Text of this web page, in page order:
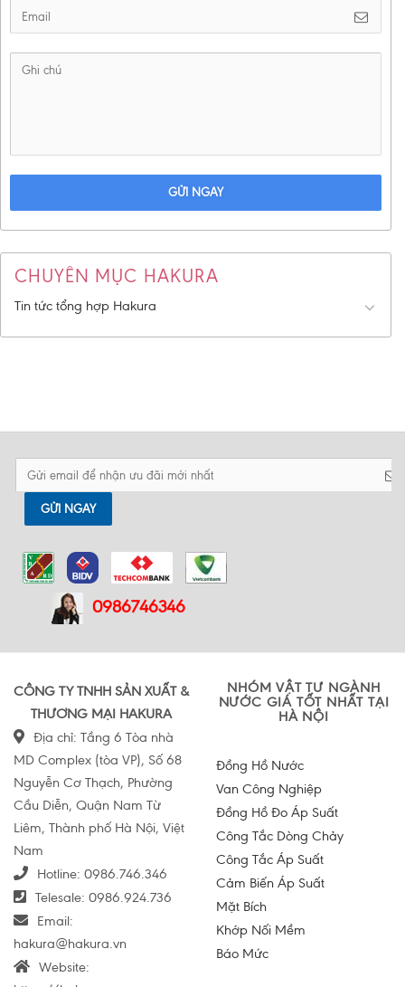
GỬI NGAY
CHUYÊN MỤC HAKURA
Tin tức tổng hợp Hakura
GỬI NGAY
0986746346
CÔNG TY TNHH SẢN XUẤT &
THƯƠNG MẠI HAKURA
Địa chỉ: Tầng 6 Tòa nhà
MD Complex (tòa VP), Số 68
Nguyễn Cơ Thạch, Phường
Cầu Diễn, Quận Nam Từ
Liêm, Thành phố Hà Nội, Việt
Nam
Hotline: 0986.746.346
Telesale: 0986.924.736
Email:
hakura@hakura.vn
Website:
NHÓM VẬT TƯ NGÀNH
NƯỚC GIÁ TỐT NHẤT TẠI
HÀ NỘI
Đồng Hồ Nước
Van Công Nghiệp
Đồng Hồ Đo Áp Suất
Công Tắc Dòng Chảy
Công Tắc Áp Suất
Cảm Biến Áp Suất
Mặt Bích
Khớp Nối Mềm
Báo Mức